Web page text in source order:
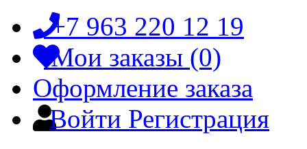
+7 963 220 12 19
Мои заказы (0)
Оформление заказа
Войти Регистрация